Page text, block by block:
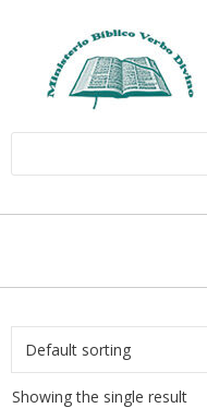
Showing the single result